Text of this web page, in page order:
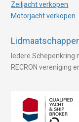
Zeiljacht verkopen
Motorjacht verkopen
Iedere Schepenkring
RECRON vereniging